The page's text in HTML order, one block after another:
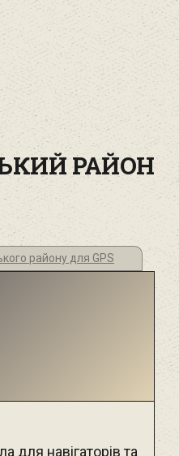
РАЙОН
району для GPS
для навігаторів та